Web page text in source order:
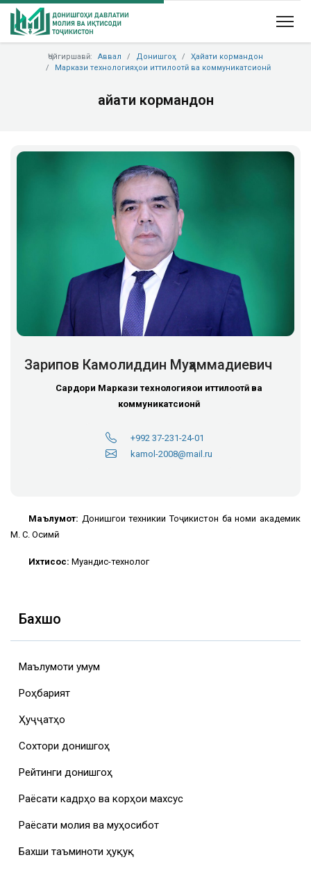
Ҷойгиршавӣ: Аввал Донишгоҳ
Ҳайати кормандон
Маркази технологияҳои иттилоотӣ ва коммуникатсионӣ
Ҳайати кормандон
Зарипов Камолиддин Муҳаммадиевич
Сардори Маркази технологияҳои иттилоотӣ ва
коммуникатсионӣ
+992 37-231-24-01
kamol-2008@mail.ru
Маълумот: Донишгоҳи техникии Тоҷикистон ба номи академик
М. С. Осимӣ
Ихтисос: Муҳандис-технолог
Бахшҳо
Маълумоти умумӣ
Роҳбарият
Ҳуҷҷатҳо
Сохтори донишгоҳ
Рейтинги донишгоҳ
Раёсати кадрҳо ва корҳои махсус
Раёсати молия ва муҳосибот
Бахши таъминоти ҳуқуқӣ